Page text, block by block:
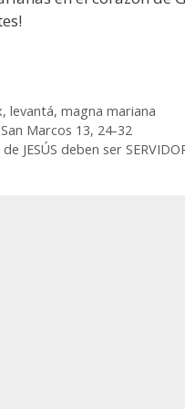
,levantá,magna mariana
Marcos 13, 24-32
JESÚS deben ser